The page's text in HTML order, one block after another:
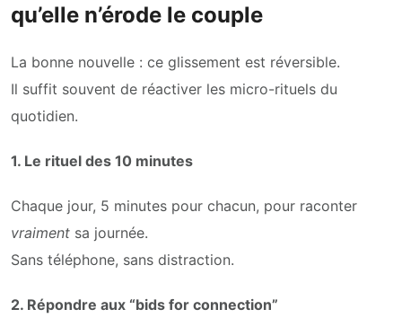
qu’elle n’érode le couple
La bonne nouvelle : ce glissement est réversible.
Il suffit souvent de réactiver les micro-rituels du
quotidien.
1. Le rituel des 10 minutes
Chaque jour, 5 minutes pour chacun, pour raconter
vraiment sa journée.
Sans téléphone, sans distraction.
2. Répondre aux “bids for connection”